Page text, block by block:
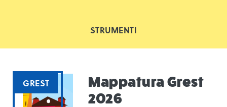
STRUMENTI
GREST
Mappatura Grest
2026